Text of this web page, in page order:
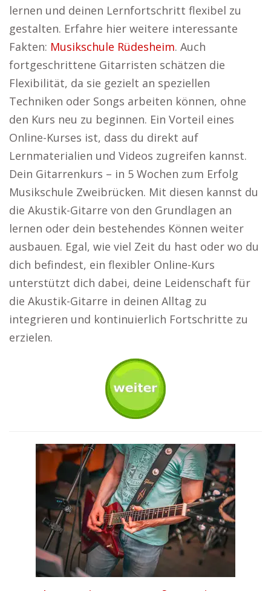
lernen und deinen Lernfortschritt flexibel zu
gestalten. Erfahre hier weitere interessante
Fakten: Musikschule Rüdesheim. Auch
fortgeschrittene Gitarristen schätzen die
Flexibilität, da sie gezielt an speziellen
Techniken oder Songs arbeiten können, ohne
den Kurs neu zu beginnen. Ein Vorteil eines
Online-Kurses ist, dass du direkt auf
Lernmaterialien und Videos zugreifen kannst.
Dein Gitarrenkurs – in 5 Wochen zum Erfolg
Musikschule Zweibrücken. Mit diesen kannst du
die Akustik-Gitarre von den Grundlagen an
lernen oder dein bestehendes Können weiter
ausbauen. Egal, wie viel Zeit du hast oder wo du
dich befindest, ein flexibler Online-Kurs
unterstützt dich dabei, deine Leidenschaft für
die Akustik-Gitarre in deinen Alltag zu
integrieren und kontinuierlich Fortschritte zu
erzielen.